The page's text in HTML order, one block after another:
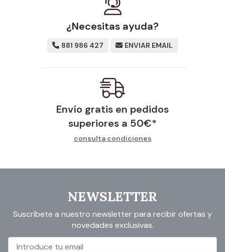
¿Necesitas ayuda?
881 986 427 ENVIAR EMAIL
Envío gratis en pedidos
superiores a 50€*
consulta condiciones
NEWSLETTER
Suscríbete a nuestro newsletter para recibir ofertas y
novedades exclusivas.